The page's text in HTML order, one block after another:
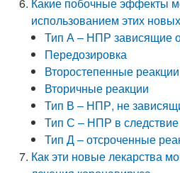
использованием этих
Тип А – НПР зависящие
Передозировка
Второстепенные реакции
Вторичные реакции
Тип В – НПР, не
Тип С – НПР в следствие
Тип Д – отсроченные
Как эти новые лекарства